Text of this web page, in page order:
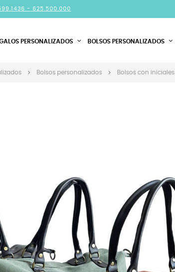
- 625.500.000
PERSONALIZADOS BOLSOS PERSONALIZADOS
Bolsos personalizados Bolsos con iniciales